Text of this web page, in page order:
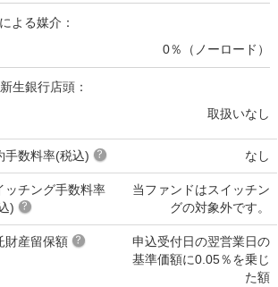
よる媒介：
0％（ノーロード）
生銀行店頭：
取扱いなし
手数料率(税込) なし
ッチング手数料率
)
当ファンドはスイッチン
グの対象外です。
財産留保額
申込受付日の翌営業日の
基準価額に0.05％を乗じ
た額